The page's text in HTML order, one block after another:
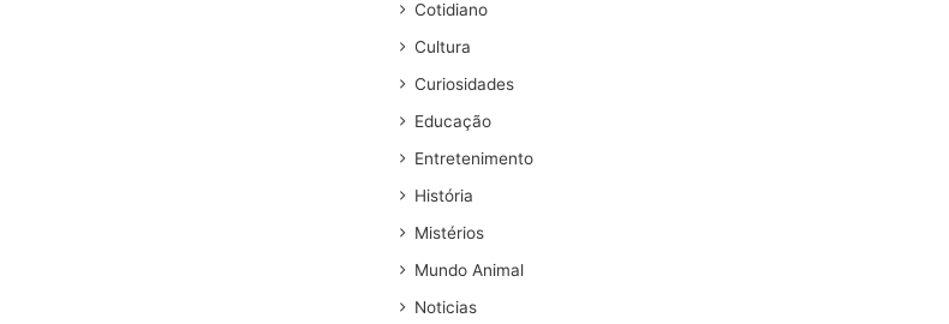
Cotidiano
Cultura
Curiosidades
Educação
Entretenimento
História
Mistérios
Mundo Animal
Noticias